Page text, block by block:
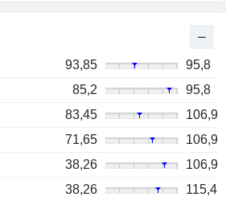
93,85
95,8
85,2
95,8
83,45
106,9
71,65
106,9
38,26
106,9
38,26
115,4